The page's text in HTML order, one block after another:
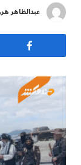
عبدالظاهر